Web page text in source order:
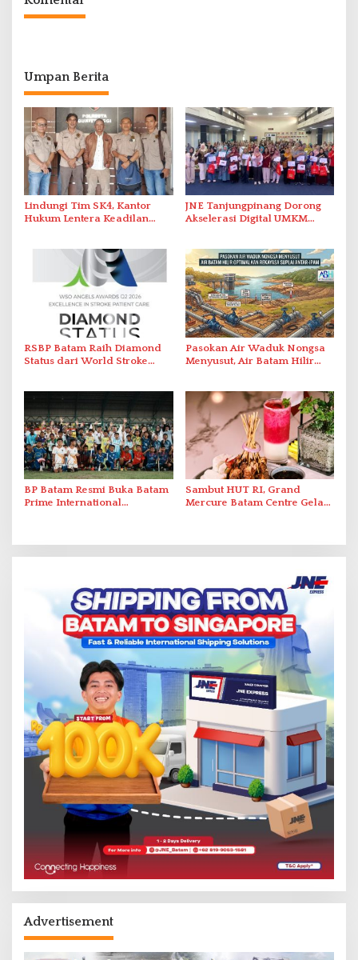
Umpan Berita
Lindungi Tim SK4, Kantor
Hukum Lentera Keadilan
Bukik Batarah
JNE Tanjungpinang Dorong
Akselerasi Digital UMKM
RSBP Batam Raih Diamond
Status dari World Stroke
Berstandar Internasional
Pasokan Air Waduk Nongsa
Menyusut, Air Batam Hilir
BP Batam Resmi Buka Batam
Prime International
Sambut HUT RI, Grand
Mercure Batam Centre Gelar
Advertisement